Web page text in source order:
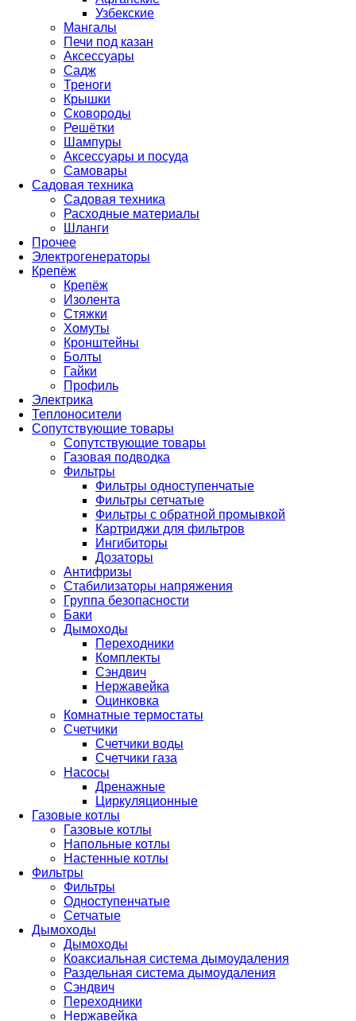
Узбекские
Мангалы
Печи под казан
Аксессуары
Садж
Треноги
Крышки
Сковороды
Решётки
Шампуры
Аксессуары и посуда
Самовары
Садовая техника
Садовая техника
Расходные материалы
Шланги
Прочее
Электрогенераторы
Крепёж
Крепёж
Изолента
Стяжки
Хомуты
Кронштейны
Болты
Гайки
Профиль
Электрика
Теплоносители
Сопутствующие товары
Сопутствующие товары
Газовая подводка
Фильтры
Фильтры одноступенчатые
Фильтры сетчатые
Фильтры с обратной промывкой
Картриджи для фильтров
Ингибиторы
Дозаторы
Антифризы
Стабилизаторы напряжения
Группа безопасности
Баки
Дымоходы
Переходники
Комплекты
Сэндвич
Нержавейка
Оцинковка
Комнатные термостаты
Счетчики
Счетчики воды
Счетчики газа
Насосы
Дренажные
Циркуляционные
Газовые котлы
Газовые котлы
Напольные котлы
Настенные котлы
Фильтры
Фильтры
Одноступенчатые
Сетчатые
Дымоходы
Дымоходы
Коаксиальная система дымоудаления
Раздельная система дымоудаления
Сэндвич
Переходники
Нержавейка